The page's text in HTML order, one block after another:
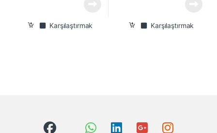
Karşılaştırmak Karşılaştırmak